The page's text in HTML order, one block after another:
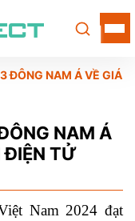
ĐÔNG NAM Á VỀ GIÁ
NAM Á
ĐIỆN TỬ
Nam 2024 đạt